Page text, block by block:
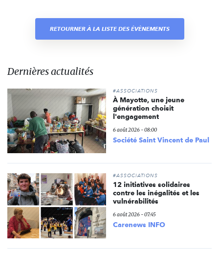
RETOURNER À LA LISTE DES ÉVÈNEMENTS
Dernières actualités
#ASSOCIATIONS
À Mayotte, une jeune
génération choisit
l'engagement
6 août 2026 - 08:00
Société Saint Vincent de Paul
#ASSOCIATIONS
12 initiatives solidaires
contre les inégalités et les
vulnérabilités
6 août 2026 - 07:45
Carenews INFO